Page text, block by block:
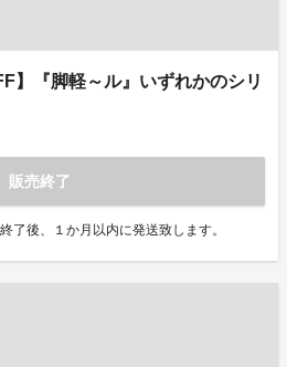
】『脚軽～ル』いずれかのシリ
販売終了
了後、１か月以内に発送致します。